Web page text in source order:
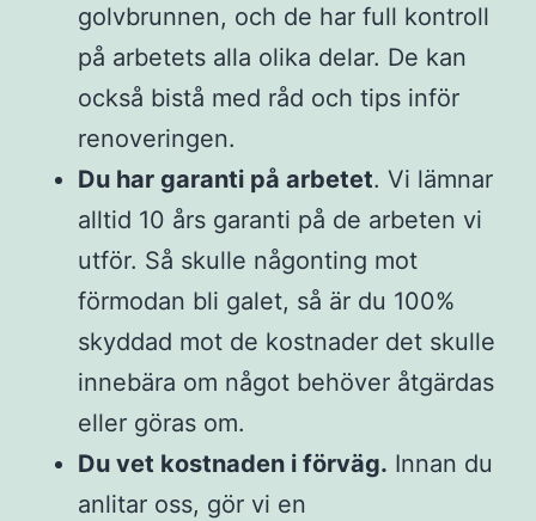
golvbrunnen, och de har full kontroll
på arbetets alla olika delar. De kan
också bistå med råd och tips inför
renoveringen.
Du har garanti på arbetet. Vi lämnar
alltid 10 års garanti på de arbeten vi
utför. Så skulle någonting mot
förmodan bli galet, så är du 100%
skyddad mot de kostnader det skulle
innebära om något behöver åtgärdas
eller göras om.
Du vet kostnaden i förväg. Innan du
anlitar oss, gör vi en